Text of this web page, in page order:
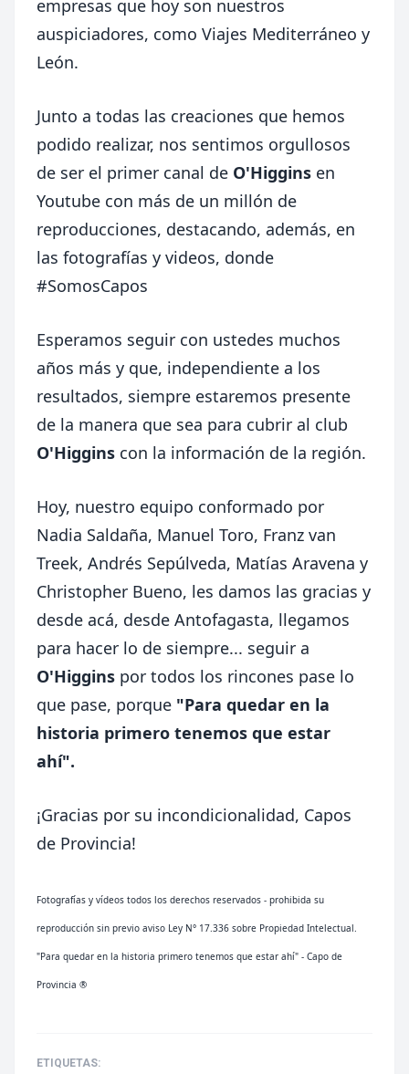
empresas que hoy son nuestros
auspiciadores, como Viajes Mediterráneo y
León.
Junto a todas las creaciones que hemos
podido realizar, nos sentimos orgullosos
de ser el primer canal de O'Higgins en
Youtube con más de un millón de
reproducciones, destacando, además, en
las fotografías y videos, donde
#SomosCapos
Esperamos seguir con ustedes muchos
años más y que, independiente a los
resultados, siempre estaremos presente
de la manera que sea para cubrir al club
O'Higgins con la información de la región.
Hoy, nuestro equipo conformado por
Nadia Saldaña, Manuel Toro, Franz van
Treek, Andrés Sepúlveda, Matías Aravena y
Christopher Bueno, les damos las gracias y
desde acá, desde Antofagasta, llegamos
para hacer lo de siempre... seguir a
O'Higgins por todos los rincones pase lo
que pase, porque "Para quedar en la
historia primero tenemos que estar
ahí".
¡Gracias por su incondicionalidad, Capos
de Provincia!
Fotografías y vídeos todos los derechos reservados - prohibida su
reproducción sin previo aviso Ley N° 17.336 sobre Propiedad Intelectual.
"Para quedar en la historia primero tenemos que estar ahí" - Capo de
Provincia ®
ETIQUETAS: